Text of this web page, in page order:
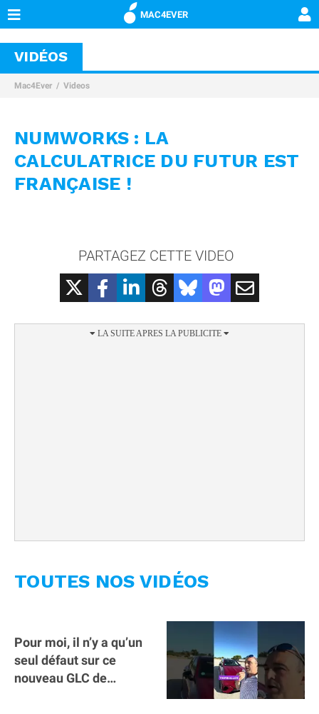
MAC4EVER
VIDÉOS
Mac4Ever Videos
NUMWORKS : LA
CALCULATRICE DU FUTUR EST
FRANÇAISE !
PARTAGEZ CETTE VIDEO
TOUTES NOS VIDÉOS
Pour moi, il n’y a qu’un
seul défaut sur ce
nouveau GLC de